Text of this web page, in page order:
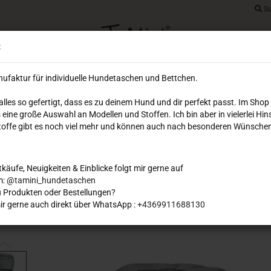
für individuelle Hundetaschen und Bettchen.
so gefertigt, dass es zu deinem Hund und dir perfekt passt. Im
eine große Auswahl an Modellen und Stoffen. Ich bin aber in vielerlei
gibt es noch viel mehr und können auch nach besonderen
Neuigkeiten & Einblicke folgt mir gerne auf
@tamini_hundetaschen
Produkten oder Bestellungen?
gerne auch direkt über WhatsApp :+4369911688130
0,00 EUR
DREAMIES FLUGTASCHEN HUNDETASCHEN
»